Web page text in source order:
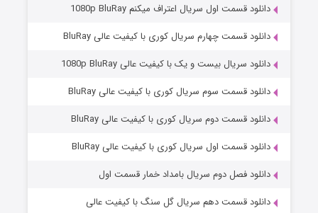
مردگان متحرک: شهر مرده ۳
قسمت۲ (زیرنویس) منتشر شد
دانلود قسمت اول سریال اعتراف میکنم 1080p BluRay
دانلود قسمت چهارم سریال کوری با کیفیت عالی BluRay
دانلود سریال بیست و یک با کیفیت عالی 1080p BluRay
دانلود قسمت سوم سریال کوری با کیفیت عالی BluRay
دانلود قسمت دوم سریال کوری با کیفیت عالی BluRay
دانلود قسمت اول سریال کوری با کیفیت عالی BluRay
دانلود فصل دوم سریال بامداد خمار قسمت اول
دانلود قسمت دهم سریال گل سنگ با کیفیت عالی